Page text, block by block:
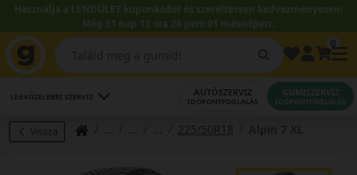
Használja a LENDÜLET kuponkódot és szereltessen kedvezményesen!
Még 51 nap 12 óra 26 perc 00 másodperc.
LEGKÖZELEBBI SZERVIZ AUTÓSZERVIZ
IDŐPONTFOGLALÁS
GUMISZERVIZ
IDŐPONTFOGLALÁS
Vissza 225/50R18